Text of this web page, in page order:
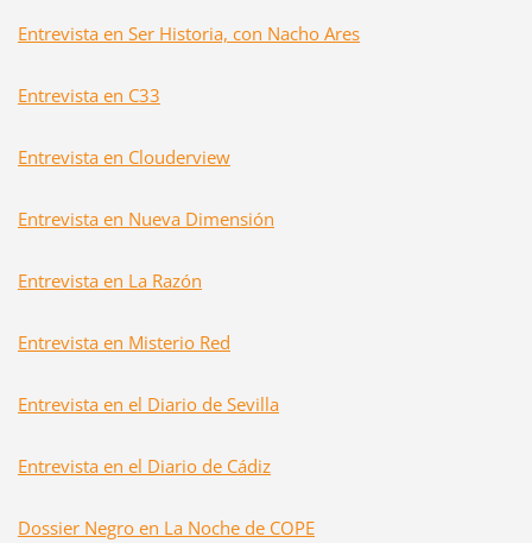
Entrevista en Ser Historia, con Nacho Ares
Entrevista en C33
Entrevista en Clouderview
Entrevista en Nueva Dimensión
Entrevista en La Razón
Entrevista en Misterio Red
Entrevista en el Diario de Sevilla
Entrevista en el Diario de Cádiz
Dossier Negro en La Noche de COPE